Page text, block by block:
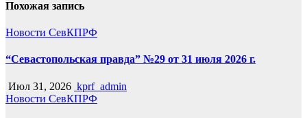
Похожая запись
Новости СевКПРФ
“Севастопольская правда” №29 от 31 июля 2026 г.
Июл 31, 2026 kprf_admin
Новости СевКПРФ